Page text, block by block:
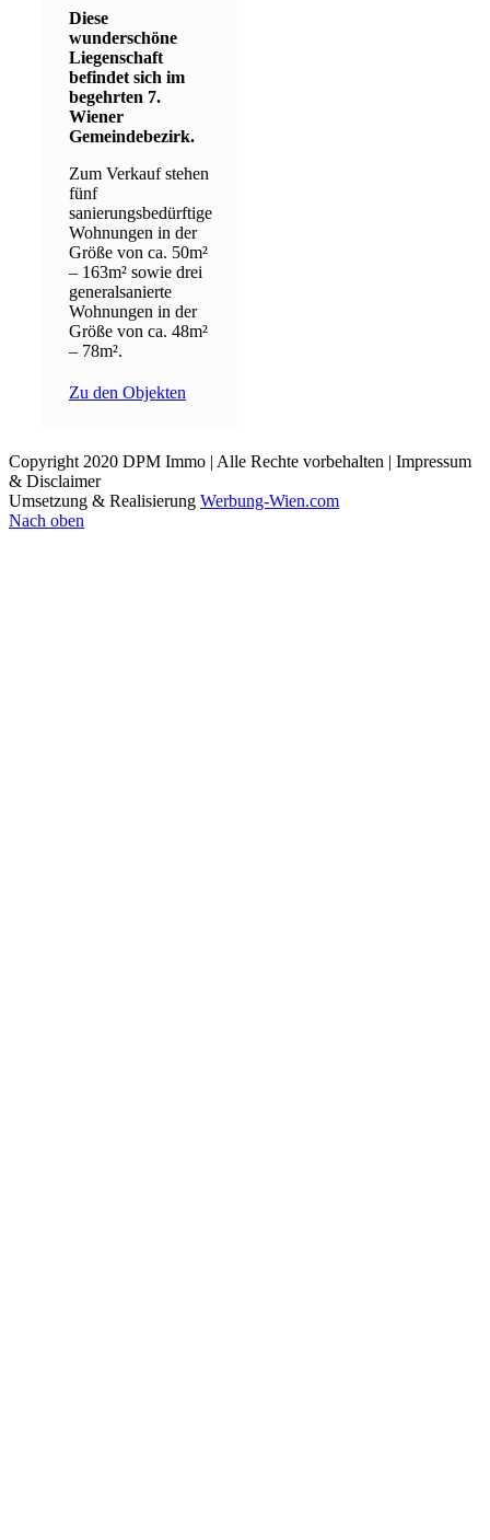
Diese
wunderschöne
Liegenschaft
befindet sich im
begehrten 7.
Wiener
Gemeindebezirk.
Zum Verkauf stehen
fünf
sanierungsbedürftige
Wohnungen in der
Größe von ca. 50m²
– 163m² sowie drei
generalsanierte
Wohnungen in der
Größe von ca. 48m²
– 78m².
Zu den Objekten
Copyright 2020 DPM Immo | Alle Rechte vorbehalten | Impressum
& Disclaimer
Umsetzung & Realisierung Werbung-Wien.com
Nach oben